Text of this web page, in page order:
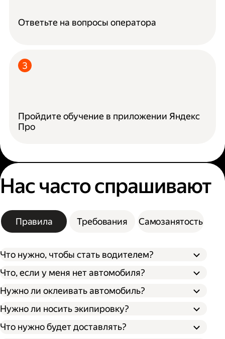
Ответьте на вопросы оператора
Пройдите обучение в приложении Яндекс
Про
Нас часто спрашивают
Правила Требования Самозанятость
Что нужно, чтобы стать водителем?
Что, если у меня нет автомобиля?
Нужно ли оклеивать автомобиль?
Нужно ли носить экипировку?
Что нужно будет доставлять?